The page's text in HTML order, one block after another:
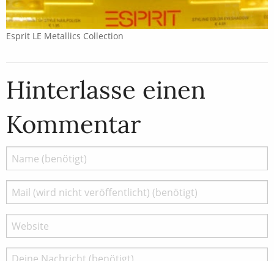
Esprit LE Metallics Collection
Hinterlasse einen
Kommentar